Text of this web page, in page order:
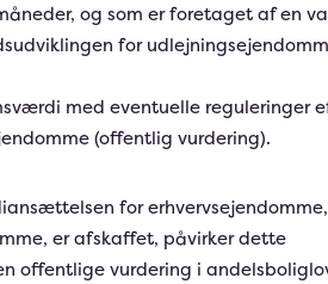
og som er foretaget af en
for
med eventuelle reguleringer
(offentlig vurdering).
for
er afskaffet, påvirker dette
offentlige vurdering i